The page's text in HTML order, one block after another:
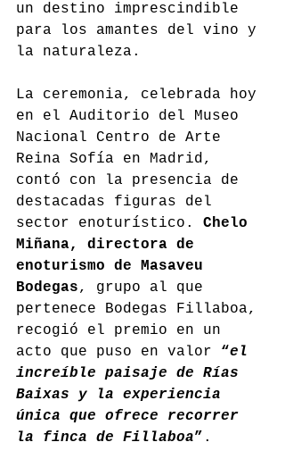
un destino imprescindible
para los amantes del vino y
la naturaleza.
La ceremonia, celebrada hoy
en el Auditorio del Museo
Nacional Centro de Arte
Reina Sofía en Madrid,
contó con la presencia de
destacadas figuras del
sector enoturístico. Chelo
Miñana, directora de
enoturismo de Masaveu
Bodegas, grupo al que
pertenece Bodegas Fillaboa,
recogió el premio en un
acto que puso en valor “el
increíble paisaje de Rías
Baixas y la experiencia
única que ofrece recorrer
la finca de Fillaboa” .